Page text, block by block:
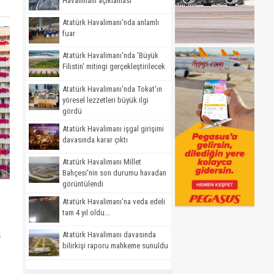
Atatürk Havalimanı'nda anlamlı
fuar
Atatürk Havalimanı'nda 'Büyük
Filistin' mitingi gerçekleştirilecek
Atatürk Havalimanı'nda Tokat'ın
yöresel lezzetleri büyük ilgi
gördü
Atatürk Havalimanı işgal girişimi
davasında karar çıktı
Atatürk Havalimanı Millet
Bahçesi'nin son durumu havadan
görüntülendi
Atatürk Havalimanı'na veda edeli
tam 4 yıl oldu...
Atatürk Havalimanı davasında
bilirkişi raporu mahkeme sunuldu